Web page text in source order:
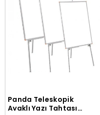
Sepete Ekle
Panda Teleskopik
Ayaklı Yazı Tahtası